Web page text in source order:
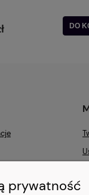
DO
prywatność